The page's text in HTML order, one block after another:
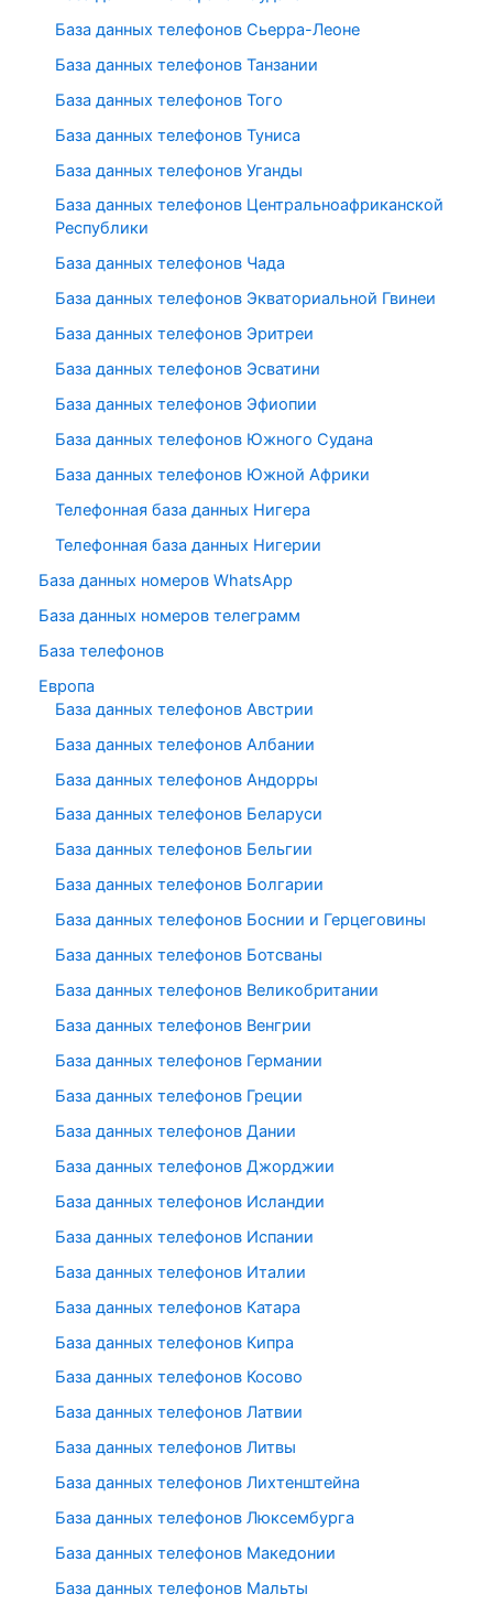
База данных телефонов Сьерра-Леоне
База данных телефонов Танзании
База данных телефонов Того
База данных телефонов Туниса
База данных телефонов Уганды
База данных телефонов Центральноафриканской
Республики
База данных телефонов Чада
База данных телефонов Экваториальной Гвинеи
База данных телефонов Эритреи
База данных телефонов Эсватини
База данных телефонов Эфиопии
База данных телефонов Южного Судана
База данных телефонов Южной Африки
Телефонная база данных Нигера
Телефонная база данных Нигерии
База данных номеров WhatsApp
База данных номеров телеграмм
База телефонов
Европа
База данных телефонов Австрии
База данных телефонов Албании
База данных телефонов Андорры
База данных телефонов Беларуси
База данных телефонов Бельгии
База данных телефонов Болгарии
База данных телефонов Боснии и Герцеговины
База данных телефонов Ботсваны
База данных телефонов Великобритании
База данных телефонов Венгрии
База данных телефонов Германии
База данных телефонов Греции
База данных телефонов Дании
База данных телефонов Джорджии
База данных телефонов Исландии
База данных телефонов Испании
База данных телефонов Италии
База данных телефонов Катара
База данных телефонов Кипра
База данных телефонов Косово
База данных телефонов Латвии
База данных телефонов Литвы
База данных телефонов Лихтенштейна
База данных телефонов Люксембурга
База данных телефонов Македонии
База данных телефонов Мальты